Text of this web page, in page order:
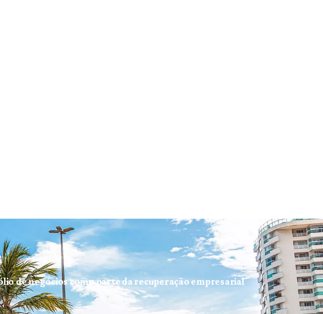
de negócios como parte da recuperação empresarial